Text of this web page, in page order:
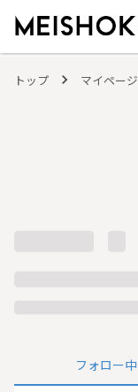
トップ マイページ
フォロー中